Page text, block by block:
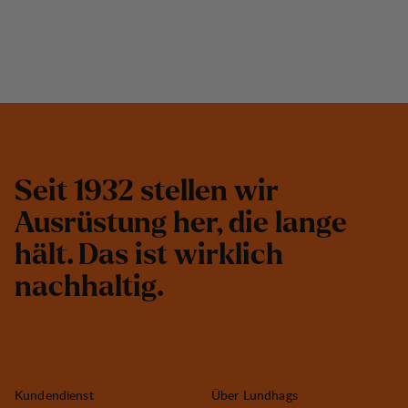
Seit 1932 stellen wir
Ausrüstung her, die lange
hält. Das ist wirklich
nachhaltig.
Kundendienst Über Lundhags